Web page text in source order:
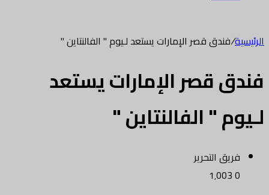
الرئيسية/فندق قصر الإمارات يستعد لـيوم " الفالنتاين "
فندق قصر الإمارات يستعد
لـيوم " الفالنتاين "
فريق التحرير
0